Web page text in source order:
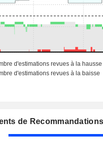
de